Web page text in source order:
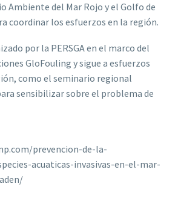
Ambiente del Mar Rojo y el Golfo de
coordinar los esfuerzos en la región.
por la PERSGA en el marco del
GloFouling y sigue a esfuerzos
como el seminario regional
sensibilizar sobre el problema de
prevencion-de-la-
acuaticas-invasivas-en-el-mar-